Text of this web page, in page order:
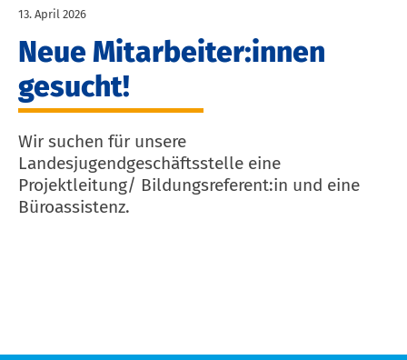
13. April 2026
Neue Mitarbeiter:innen
gesucht!
Wir suchen für unsere
Landesjugendgeschäftsstelle eine
Projektleitung/ Bildungsreferent:in und eine
Büroassistenz.